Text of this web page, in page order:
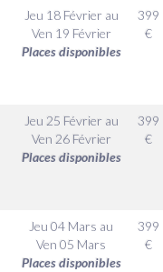
Jeu 18 Février au
Ven 19 Février
Places disponibles
399
€
Jeu 25 Février au
Ven 26 Février
Places disponibles
399
€
Jeu 04 Mars au
Ven 05 Mars
Places disponibles
399
€